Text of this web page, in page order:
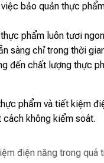
bảo quản thực
phẩm luôn tươi
sàng chỉ trong thời
đến chất lượng thực
phẩm và tiết kiệm
không kiểm soát.
điện năng trong quá